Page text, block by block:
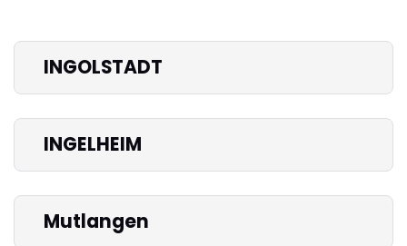
INGOLSTADT
INGELHEIM
Mutlangen